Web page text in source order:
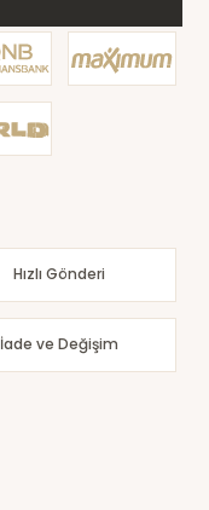
Hızlı Gönderi
İade ve Değişim